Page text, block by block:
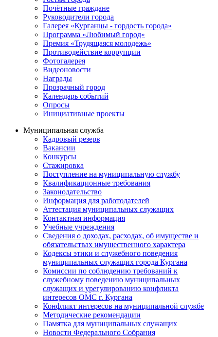
Почётные граждане
Руководители города
Галерея «Курганцы - гордость города»
Программа «Любимый город»
Премия «Трудящаяся молодежь»
Противодействие коррупции
Фотогалерея
Видеоновости
Награды
Прозрачный город
Календарь событий
Опросы
Инициативные проекты
Муниципальная служба
Кадровый резерв
Вакансии
Конкурсы
Стажировка
Поступление на муниципальную службу
Квалификационные требования
Законодательство
Информация для работодателей
Аттестация муниципальных служащих
Контактная информация
Учебные учреждения
Сведения о доходах, расходах, об имуществе и
обязательствах имущественного характера
Кодексы этики и служебного поведения
муниципальных служащих города Кургана
Комиссии по соблюдению требований к
служебному поведению муниципальных
служащих и урегулированию конфликта
интересов ОМС г. Кургана
Конфликт интересов на муниципальной службе
Методические рекомендации
Памятка для муниципальных служащих
Новости Федерального Cобрания